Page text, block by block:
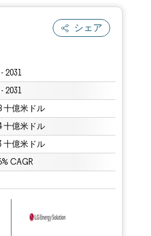
シェア
2031
2031
十億米ドル
十億米ドル
十億米ドル
CAGR
4.0の表示が必要です。